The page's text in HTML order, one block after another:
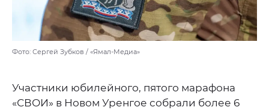
Фото: Сергей Зубков / «Ямал-Медиа»
Участники юбилейного, пятого марафона
«СВОИ» в Новом Уренгое собрали более 6